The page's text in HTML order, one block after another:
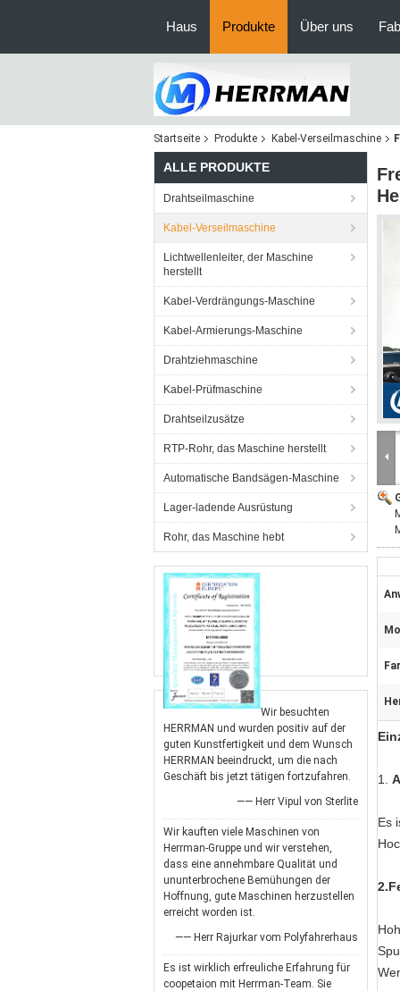
Haus Produkte Über uns
Startseite Produkte Kabel-Verseilmaschine
ALLE PRODUKTE
Drahtseilmaschine
Kabel-Verseilmaschine
Lichtwellenleiter, der Maschine
herstellt
Kabel-Verdrängungs-Maschine
Kabel-Armierungs-Maschine
Drahtziehmaschine
Kabel-Prüfmaschine
Drahtseilzusätze
RTP-Rohr, das Maschine herstellt
Automatische Bandsägen-Maschine
Lager-ladende Ausrüstung
Rohr, das Maschine hebt
Wir besuchten
HERRMAN und wurden positiv auf der
guten Kunstfertigkeit und dem Wunsch
HERRMAN beeindruckt, um die nach
Geschäft bis jetzt tätigen fortzufahren.
—— Herr Vipul von Sterlite
Wir kauften viele Maschinen von
Herrman-Gruppe und wir verstehen,
dass eine annehmbare Qualität und
ununterbrochene Bemühungen der
Hoffnung, gute Maschinen herzustellen
erreicht worden ist.
—— Herr Rajurkar vom Polyfahrerhaus
Es ist wirklich erfreuliche Erfahrung für
coopetaion mit Herrman-Team. Sie
1.
Es